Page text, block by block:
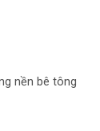
nền bê tông